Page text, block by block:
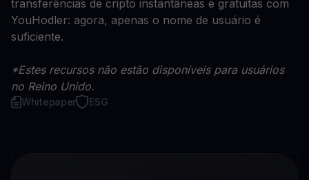
transferências de cripto instantâneas e gratuitas com
YouHodler: agora, apenas o nome de usuário é
suficiente.
*Estes recursos não estão disponíveis para usuários
no Reino Unido.
Whitepaper ESG